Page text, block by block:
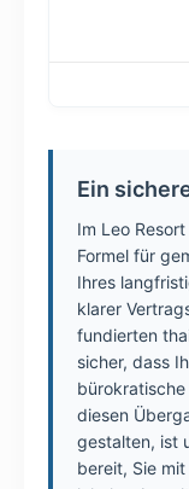
Ein
Im Leo
Formel für
Ihres
klarer
fundierten
sicher, dass
diesen
gestalten, ist
bereit, Sie